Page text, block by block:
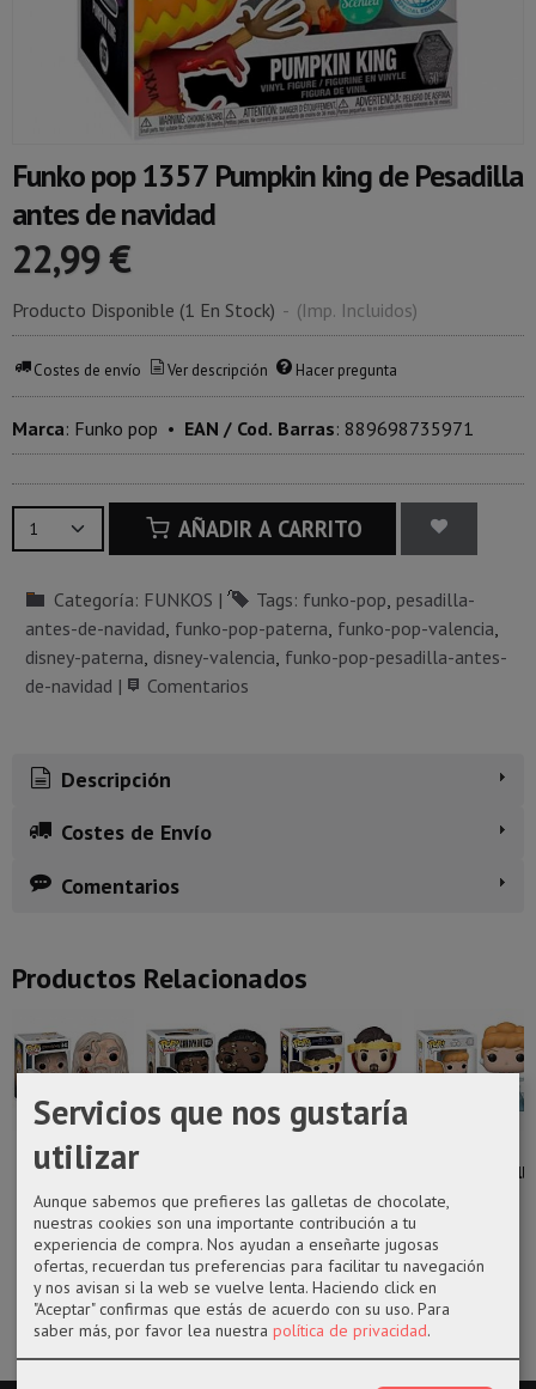
Funko pop 1357 Pumpkin king de Pesadilla
antes de navidad
22,99 €
Producto Disponible (1 En Stock) - (Imp. Incluidos)
Costes de envío Ver descripción Hacer pregunta
Marca: Funko pop • EAN / Cod. Barras: 889698735971
AÑADIR A CARRITO
Categoría: FUNKOS | Tags: funko-pop pesadilla-
antes-de-navidad funko-pop-paterna funko-pop-valencia
disney-paterna disney-valencia funko-pop-pesadilla-antes-
de-navidad | Comentarios
Descripción
Costes de Envío
Comentarios
Productos Relacionados
Funko pop 443
Gandalf de El
señor de...
17,99 €
bees
14,50 €
Strange de...
17,99 €
1318 Cinderella
Servicios que nos gustaría
utilizar
Aunque sabemos que prefieres las galletas de chocolate,
nuestras cookies son una importante contribución a tu
experiencia de compra. Nos ayudan a enseñarte jugosas
ofertas, recuerdan tus preferencias para facilitar tu navegación
y nos avisan si la web se vuelve lenta. Haciendo click en
"Aceptar" confirmas que estás de acuerdo con su uso. Para
saber más, por favor lea nuestra política de privacidad.